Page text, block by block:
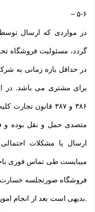
۵-۶–
در مواردی که ارسال
گردد، مسئولیت فروشگاه
در حداقل بازه زمانی به
برای مشتری می باشد. در
۳۸۶ و ۳۸۷ قانون
متصدی حمل و نقل بوده و
ارسال یا مشکلات
میبایست طی تماس فوری
فروشگاه صورتجلسه
.بدیهی است بعد از انجام